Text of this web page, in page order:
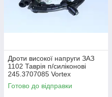
Дроти високої напруги ЗАЗ
1102 Таврія п/силіконові
245.3707085 Vortex
Готово до відправки